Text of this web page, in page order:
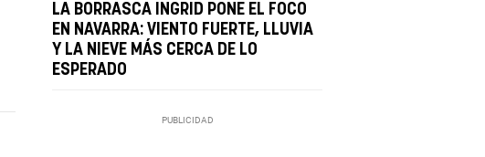
LA BORRASCA INGRID PONE EL FOCO
EN NAVARRA: VIENTO FUERTE, LLUVIA
Y LA NIEVE MÁS CERCA DE LO
ESPERADO